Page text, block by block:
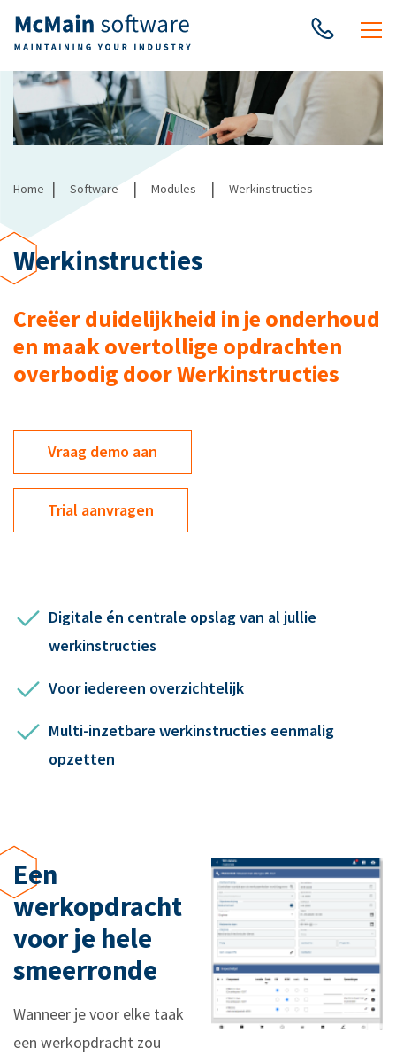
Home | Software | Modules | Werkinstructies
Werkinstructies
Creëer duidelijkheid in je onderhoud
en maak overtollige opdrachten
overbodig door Werkinstructies
Vraag demo aan
Trial aanvragen
Digitale én centrale opslag van al jullie
werkinstructies
Voor iedereen overzichtelijk
Multi-inzetbare werkinstructies eenmalig
opzetten
Een
werkopdracht
voor je hele
smeerronde
Wanneer je voor elke taak
een werkopdracht zou